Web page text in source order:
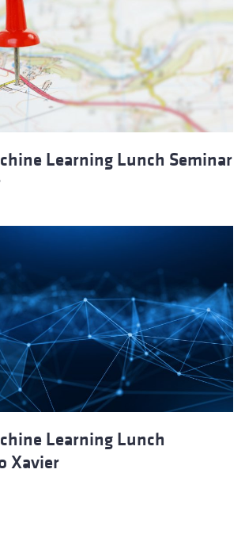
Learning Lunch Seminar
Learning Lunch
Xavier